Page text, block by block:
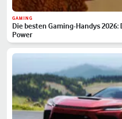
GAMING
Die besten Gaming-Handys
Power